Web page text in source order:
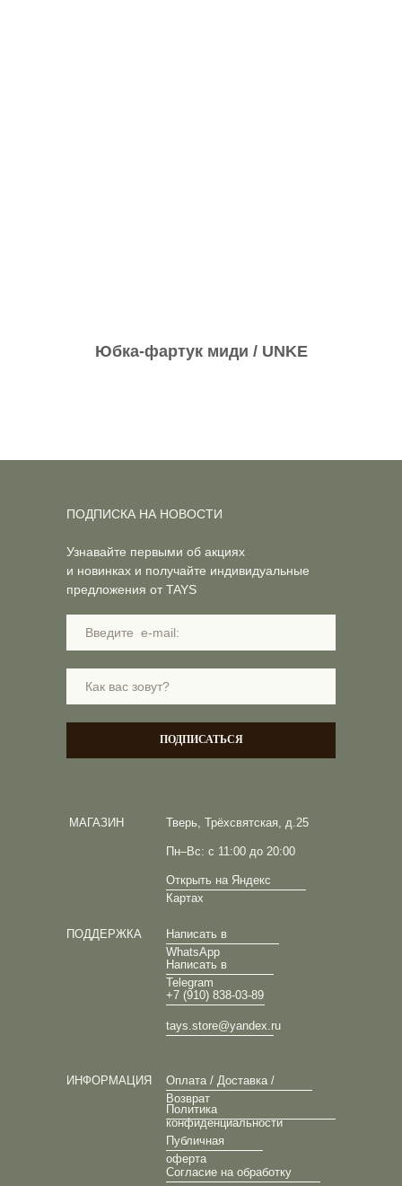
Юбка-фартук миди / UNKE
Тверь, Трёхсвятская, д.25
Пн–Вс: с 11:00 до 20:00
Открыть на Яндекс
Картах
МАГАЗИН
ПОДДЕРЖКА
Написать в
WhatsApp
Написать в
Telegram
+7 (910) 838-03-89
tays.store@yandex.ru
ИНФОРМАЦИЯ
Оплата / Доставка /
Возврат
Политика
конфиденциальности
Публичная
оферта
Согласие на обработку
Узнавайте первыми об акциях
и новинках и получайте индивидуальные
предложения от TAYS
ПОДПИСАТЬСЯ
ПОДПИСКА НА НОВОСТИ